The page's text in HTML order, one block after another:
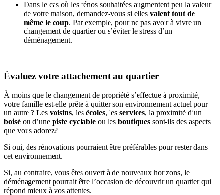
Dans le cas où les rénos souhaitées augmentent peu la valeur
de votre maison, demandez-vous si elles valent tout de
même le coup. Par exemple, pour ne pas avoir à vivre un
changement de quartier ou s’éviter le stress d’un
déménagement.
Évaluez votre attachement au quartier
À moins que le changement de propriété s’effectue à proximité,
votre famille est-elle prête à quitter son environnement actuel pour
un autre ? Les voisins, les écoles, les services, la proximité d’un
boisé ou d’une piste cyclable ou les boutiques sont-ils des aspects
que vous adorez?
Si oui, des rénovations pourraient être préférables pour rester dans
cet environnement.
Si, au contraire, vous êtes ouvert à de nouveaux horizons, le
déménagement pourrait être l’occasion de découvrir un quartier qui
répond mieux à vos attentes.